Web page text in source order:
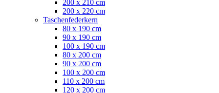
200 x 210 cm
200 x 220 cm
Taschenfederkern
80 x 190 cm
90 x 190 cm
100 x 190 cm
80 x 200 cm
90 x 200 cm
100 x 200 cm
110 x 200 cm
120 x 200 cm